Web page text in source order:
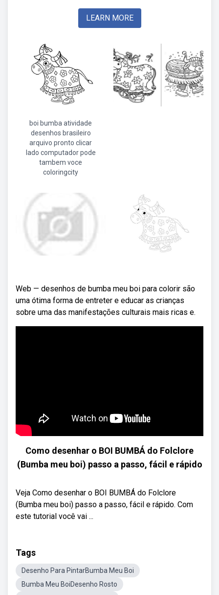
LEARN MORE
boi bumba atividade
desenhos brasileiro
arquivo pronto clicar
lado computador pode
tambem voce
coloringcity
Web — desenhos de bumba meu boi para colorir são
uma ótima forma de entreter e educar as crianças
sobre uma das manifestações culturais mais ricas e.
Como desenhar o BOI BUMBÁ do Folclore
(Bumba meu boi) passo a passo, fácil e rápido
Veja Como desenhar o BOI BUMBÁ do Folclore
(Bumba meu boi) passo a passo, fácil e rápido. Com
este tutorial você vai ...
Tags
Desenho Para PintarBumba Meu Boi
Bumba Meu BoiDesenho Rosto